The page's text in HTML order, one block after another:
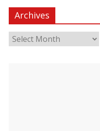
Archives